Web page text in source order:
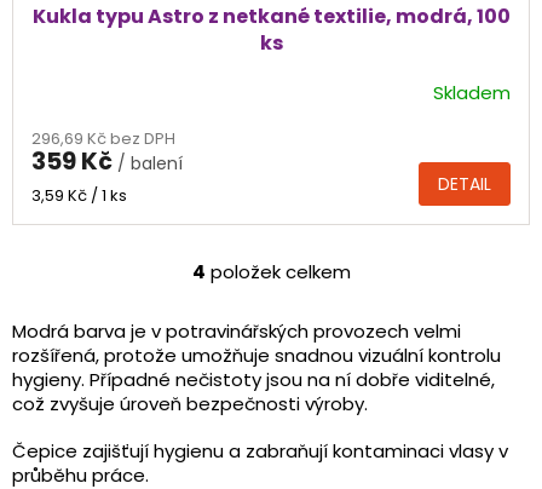
Kukla typu Astro z netkané textilie, modrá, 100
ks
produktu
je
5,0
Skladem
296,69 Kč bez DPH
359 Kč / balení
Měrná
3,59 Kč / 1 ks DETAIL
O
l
á
d
a
c
í
p
4 položek celkem
Modrá barva je v potravinářských provozech velmi
rozšířená, protože umožňuje snadnou vizuální kontrolu
hygieny. Případné nečistoty jsou na ní dobře viditelné,
což zvyšuje úroveň bezpečnosti výroby.
Čepice zajišťují hygienu a zabraňují kontaminaci vlasy v
průběhu práce.